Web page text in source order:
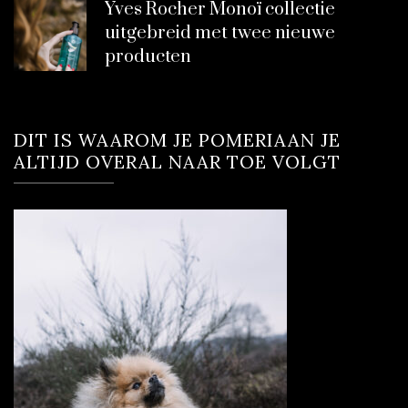
Yves Rocher Monoï collectie
uitgebreid met twee nieuwe
producten
DIT IS WAAROM JE POMERIAAN JE
ALTIJD OVERAL NAAR TOE VOLGT